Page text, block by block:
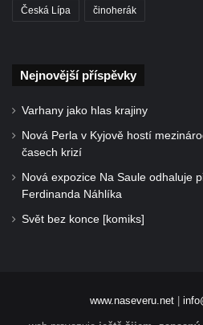
Česká Lípa činoherák
Nejnovější příspěvky
Varhany jako hlas krajiny
Nová Perla v Kyjově hostí
časech krizí
Nová expozice Na Saule odhaluje
Ferdinanda Náhlíka
Svět bez konce [komiks]
www.naseveru.net|